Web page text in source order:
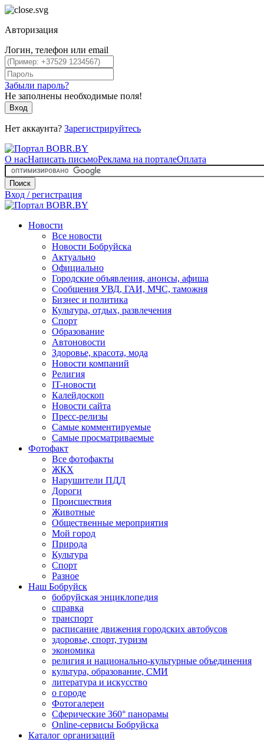
Авторизация
Логин, телефон или email
Забыли пароль?
Не заполнены необходимые поля!
Вход
Нет аккаунта? Зарегистрируйтесь
О насНаписать письмоРеклама на порталеОплата
Поиск
Вход / регистрация
Новости
Все новости
Новости Бобруйска
Актуально
Официально
Городские объявления, анонсы, афиша
Сообщения УВД, ГАИ, МЧС, таможня
Бизнес и политика
Культура, отдых, развлечения
Спорт
Образование
Автоновости
Здоровье, красота, мода
Новости компаний
Религия
IT-новости
Калейдоскоп
Новости сайта
Пресс-релизы
Самые комментируемые
Самые просматриваемые
Фотофакт
Все фотофакты
ЖКХ
Нарушители ПДД
Дороги
Происшествия
Животные
Общественные мероприятия
Мой город
Природа
Культура
Спорт
Разное
Наш Бобруйск
бобруйская энциклопедия
справка
транспорт
расписание движения городских автобусов
здоровье, спорт, туризм
экономика
религия и национально-культурные объединения
культура, образование, СМИ
литература и искусство
о городе
Фотогалереи
Сферические 360° панорамы
Online-сервисы Бобруйска
Каталог организаций